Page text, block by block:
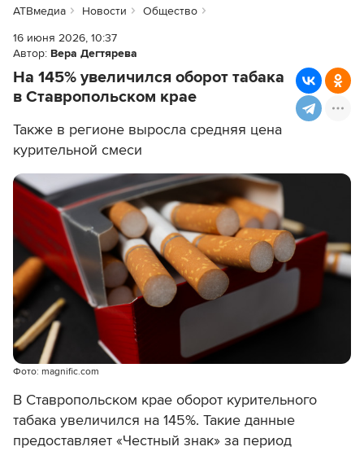
АТВмедиа Новости
Общество
16 июня 2026, 10:37
Автор: Вера Дегтярева
На 145% увеличился оборот табака
в Ставропольском крае
Также в регионе выросла средняя цена
курительной смеси
Фото: magnific.com
В Ставропольском крае оборот курительного
табака увеличился на 145%. Такие данные
предоставляет «Честный знак» за период